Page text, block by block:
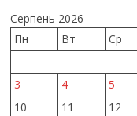
Серпень 2026
Пн
Вт Ср
3
4 5
10
11 12